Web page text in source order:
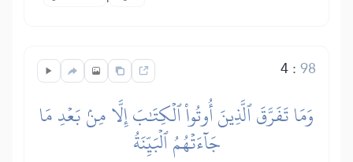
4:98
وَمَا تَفَرَّقَ ٱلَّذِينَ أُوتُواْ ٱلۡكِتَٰبَ إِلَّا مِنۢ بَعۡدِ مَا
جَآءَتۡهُمُ ٱلۡبَيِّنَةُ